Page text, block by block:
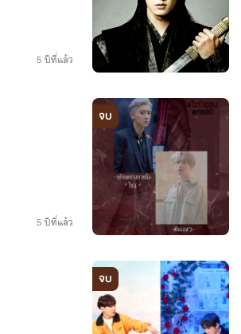
5 ปีที่แล้ว
5 ปีที่แล้ว
จบ
จบ